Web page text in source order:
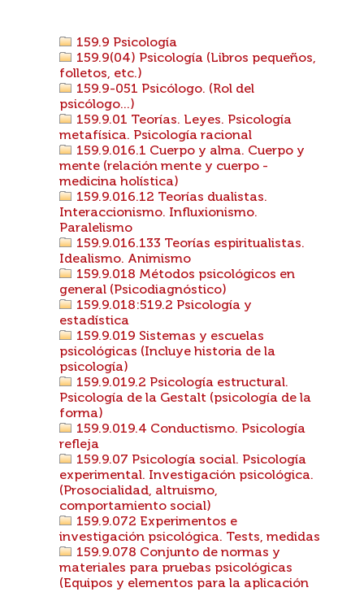
159.9 Psicología
159.9(04) Psicología (Libros pequeños,
folletos, etc.)
159.9-051 Psicólogo. (Rol del
psicólogo...)
159.9.01 Teorías. Leyes. Psicología
metafísica. Psicología racional
159.9.016.1 Cuerpo y alma. Cuerpo y
mente (relación mente y cuerpo -
medicina holística)
159.9.016.12 Teorías dualistas.
Interaccionismo. Influxionismo.
Paralelismo
159.9.016.133 Teorías espiritualistas.
Idealismo. Animismo
159.9.018 Métodos psicológicos en
general (Psicodiagnóstico)
159.9.018:519.2 Psicología y
estadística
159.9.019 Sistemas y escuelas
psicológicas (Incluye historia de la
psicología)
159.9.019.2 Psicología estructural.
Psicología de la Gestalt (psicología de la
forma)
159.9.019.4 Conductismo. Psicología
refleja
159.9.07 Psicología social. Psicología
experimental. Investigación psicológica.
(Prosocialidad, altruismo,
comportamiento social)
159.9.072 Experimentos e
investigación psicológica. Tests, medidas
159.9.078 Conjunto de normas y
materiales para pruebas psicológicas
(Equipos y elementos para la aplicación